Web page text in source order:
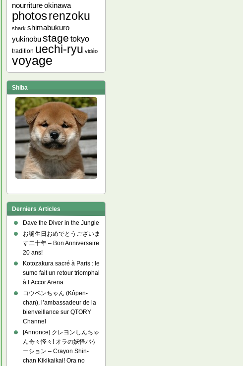
nourriture okinawa
photosrenzoku
shark shimabukuro
yukinobu stage tokyo
tradition uechi-ryu vidéo
voyage
Shiba
Derniers Articles
Dave the Diver in the Jungle
お誕生日おめでとうございま
す二十年 – Bon Anniversaire
20 ans!
Kotozakura sacré à Paris : le
sumo fait un retour triomphal
à l’Accor Arena
コウペンちゃん (Kôpen-
chan), l’ambassadeur de la
bienveillance sur QTORY
Channel
[Annonce] クレヨンしんちゃ
ん奇々怪々! オラの妖怪バケ
ーション – Crayon Shin-
chan Kikikaikai! Ora no